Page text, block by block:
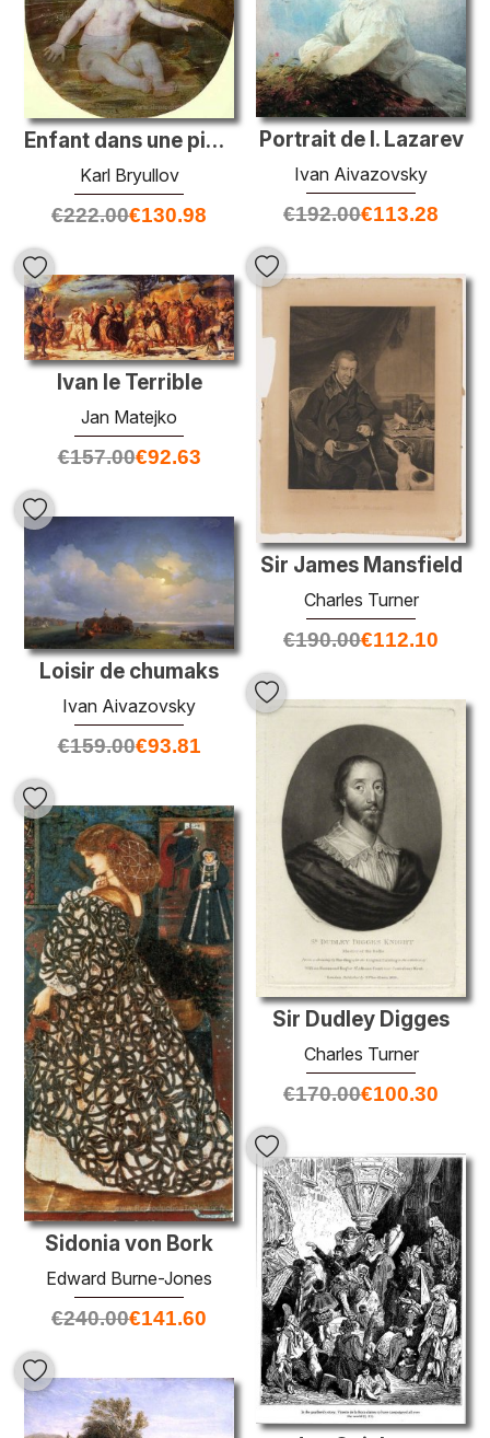
Portrait de I. Lazarev
Ivan Aivazovsky
€192.00€113.28
Enfant dans une piscine (portrait du prince A. G. Gagarin dans l
Karl Bryullov
€222.00€130.98
Sir James Mansfield
Charles Turner
€190.00€112.10
Ivan le Terrible
Jan Matejko
€157.00€92.63
Loisir de chumaks
Ivan Aivazovsky
€159.00€93.81
Sir Dudley Digges
Charles Turner
€170.00€100.30
Sidonia von Bork
Edward Burne-Jones
€240.00€141.60